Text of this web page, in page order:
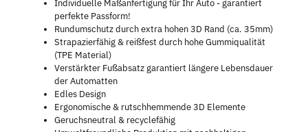
Individuelle Maßanfertigung für Ihr Auto - garantiert
perfekte Passform!
Rundumschutz durch extra hohen 3D Rand (ca. 35mm)
Strapazierfähig & reißfest durch hohe Gummiqualität
(TPE Material)
Verstärkter Fußabsatz garantiert längere Lebensdauer
der Automatten
Edles Design
Ergonomische & rutschhemmende 3D Elemente
Geruchsneutral & recyclefähig